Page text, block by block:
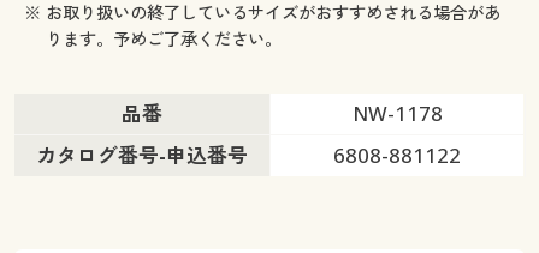
※ お取り扱いの終了しているサイズがおすすめされる場合があ
ります。予めご了承ください。
品番
NW-1178
カタログ番号-申込番号
6808-881122